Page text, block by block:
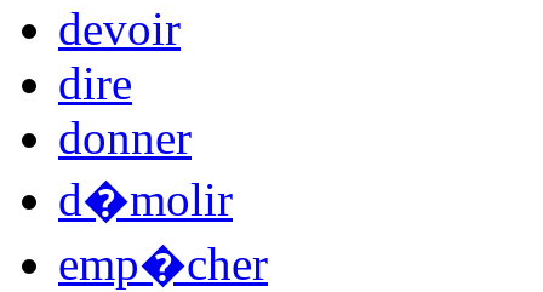
devoir
dire
donner
d�molir
emp�cher